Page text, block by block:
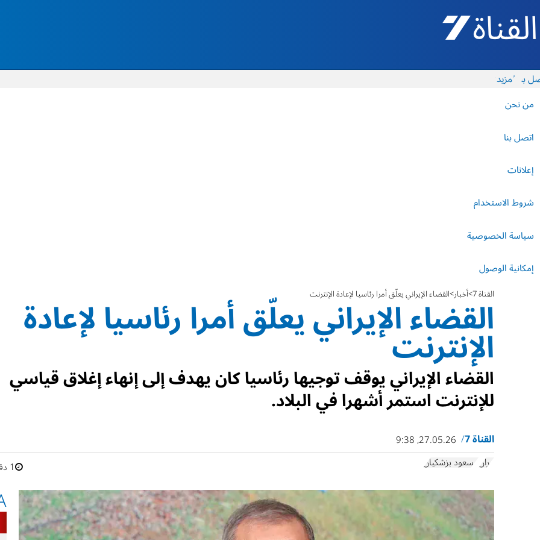
القناة 7 - أروتس شيفع
بنا
من نحن
اتصل بنا
إعلانات
شروط الاستخدام
سياسة الخصوصية
إمكانية الوصول
المزيد
القناة 7 أخبار القضاء الإيراني يعلّق أمرا رئاسيا لإعادة الإنترنت
القضاء الإيراني يعلّق أمرا رئاسيا لإعادة
الإنترنت
القضاء الإيراني يوقف توجيها رئاسيا كان يهدف إلى إنهاء إغلاق قياسي
للإنترنت استمر أشهرا في البلاد.
القناة 7
27.05.26, 9:38
إيران مسعود بزشكيان 1 دقائق